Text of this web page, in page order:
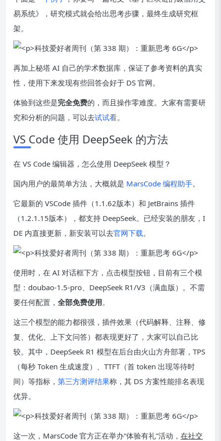
易系统》，研究模式就会给出思考步骤，最终生成研究框
架。
再加上秘塔 AI 自己的学术数据库，保证了参考资料的真实
性，使用下来发现有些回答会好于 DS 官网。
体验到这些是完全免费的，而且操作零难度。大家有需要研
究和分析的问题，可以去试试看。
VS Code 使用 DeepSeek 的方法
在 VS Code 编辑器，怎么使用 DeepSeek 模型？
国内用户的最简单方法，大概就是 MarsCode 编程助手。
它最新的 VSCode 插件（1.1.62版本）和 JetBrains 插件
（1.2.1.15版本），都支持 DeepSeek。已经安装的朋友，I
DE 内直接更新，新安装可以去官网下载。
使用时，在 AI 对话框下方，点击模型按钮，目前有三个模
型：doubao-1.5-pro、DeepSeek R1/V3（满血版）。不需
要任何配置， 全部免费使用。
这三个模型的能力都很强，插件效果（代码解释、注释、修
复、优化、上下文问答）都表现更好了，大家可以自己比
较。其中，DeepSeek R1 模型在后台由火山方舟部署，TPS
（每秒 Token 生成速度）、TTFT（首 token 出现等待时
间）等指标， 第三方测评结果称，其 DS 方案性能排名表现
优异。
这一次，MarsCode 官方正在举办“体验有礼”活动， 在社交